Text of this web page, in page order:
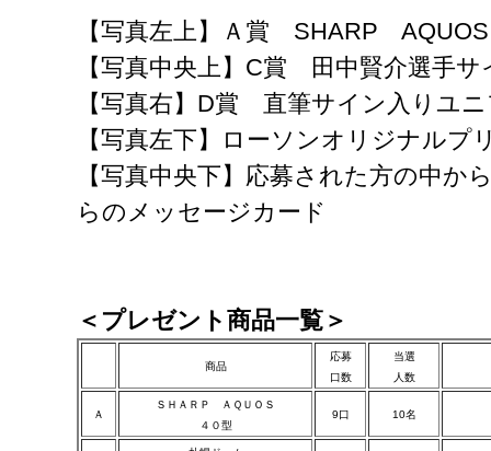
【写真左上】Ａ賞 SHARP AQUOS
【写真中央上】C賞 田中賢介選手
【写真右】D賞 直筆サイン入りユ
【写真左下】ローソンオリジナルプ
【写真中央下】応募された方の中か
らのメッセージカード
＜プレゼント商品一覧＞
商品
応募
口数
当選
人数
Ａ
ＳＨＡＲＰ ＡＱＵＯＳ
４０型
9口 10名